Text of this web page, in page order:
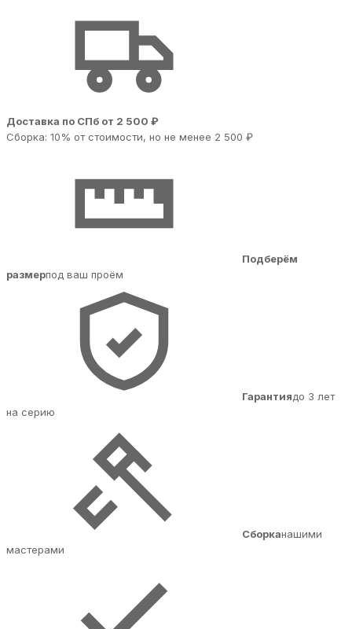
Доставка по СПб от 2 500 ₽
Сборка: 10% от стоимости, но не менее 2 500 ₽
Подберём
размерпод ваш проём
Гарантиядо 3 лет
на серию
Сборканашими
мастерами